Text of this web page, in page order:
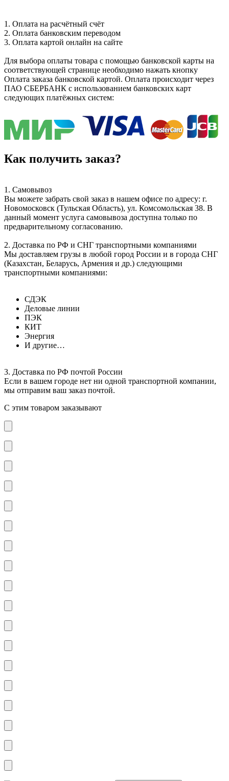
1. Оплата на расчётный счёт
2. Оплата банковским переводом
3. Оплата картой онлайн на сайте
Для выбора оплаты товара с помощью банковской карты на
соответствующей странице необходимо нажать кнопку
Оплата заказа банковской картой. Оплата происходит через
ПАО СБЕРБАНК с использованием банковских карт
следующих платёжных систем:
Как получить заказ?
1. Самовывоз
Вы можете забрать свой заказ в нашем офисе по адресу: г.
Новомосковск (Тульская Область), ул. Комсомольская 38. В
данный момент услуга самовывоза доступна только по
предварительному согласованию.
2. Доставка по РФ и СНГ транспортными компаниями
Мы доставляем грузы в любой город России и в города СНГ
(Казахстан, Беларусь, Армения и др.) следующими
транспортными компаниями:
СДЭК
Деловые линии
ПЭК
КИТ
Энергия
И другие…
3. Доставка по РФ почтой России
Если в вашем городе нет ни одной транспортной компании,
мы отправим ваш заказ почтой.
С этим товаром заказывают